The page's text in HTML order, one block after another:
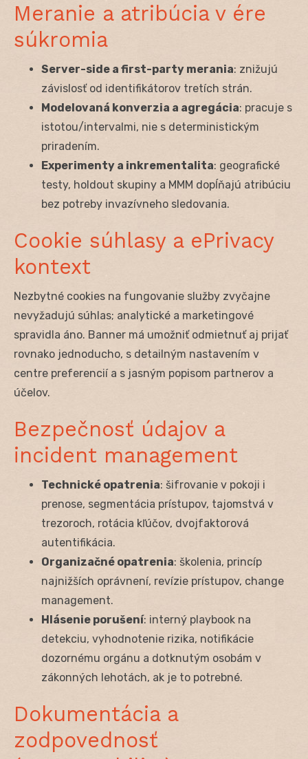
Meranie a atribúcia v ére
súkromia
Server-side a first-party merania: znižujú
závislosť od identifikátorov tretích strán.
Modelovaná konverzia a agregácia: pracuje s
istotou/intervalmi, nie s deterministickým
priradením.
Experimenty a inkrementalita: geografické
testy, holdout skupiny a MMM dopĺňajú atribúciu
bez potreby invazívneho sledovania.
Cookie súhlasy a ePrivacy
kontext
Nezbytné cookies na fungovanie služby zvyčajne
nevyžadujú súhlas; analytické a marketingové
spravidla áno. Banner má umožniť odmietnuť aj prijať
rovnako jednoducho, s detailným nastavením v
centre preferencií a s jasným popisom partnerov a
účelov.
Bezpečnosť údajov a
incident management
Technické opatrenia: šifrovanie v pokoji i
prenose, segmentácia prístupov, tajomstvá v
trezoroch, rotácia kľúčov, dvojfaktorová
autentifikácia.
Organizačné opatrenia: školenia, princíp
najnižších oprávnení, revízie prístupov, change
management.
Hlásenie porušení: interný playbook na
detekciu, vyhodnotenie rizika, notifikácie
dozornému orgánu a dotknutým osobám v
zákonných lehotách, ak je to potrebné.
Dokumentácia a
zodpovednosť